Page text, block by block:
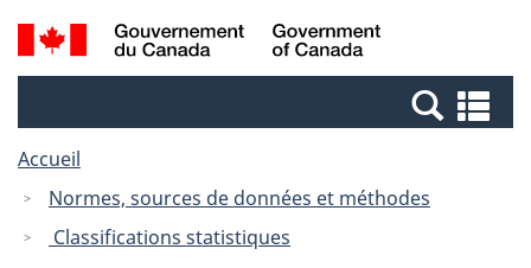
Passer
au
Passer
à
Canada
Recherche
et
et
Accueil
Normes, sources de données et méthodes
Classifications statistiques